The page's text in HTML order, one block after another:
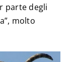
parte degli
molto